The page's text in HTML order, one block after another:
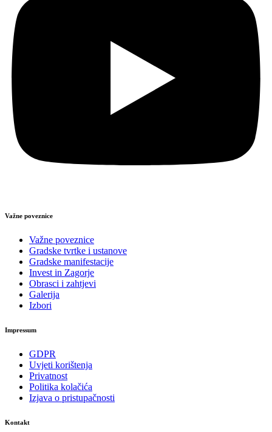
Važne poveznice
Važne poveznice
Gradske tvrtke i ustanove
Gradske manifestacije
Invest in Zagorje
Obrasci i zahtjevi
Galerija
Izbori
Impressum
GDPR
Uvjeti korištenja
Privatnost
Politika kolačića
Izjava o pristupačnosti
Kontakt